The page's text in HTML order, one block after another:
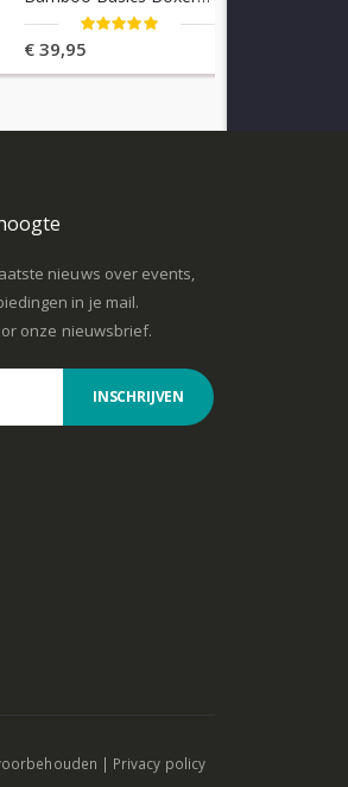
Waardering:
100%
€ 39,95
nieuws over events,
in je mail.
onze nieuwsbrief.
INSCHRIJVEN
| Privacy policy